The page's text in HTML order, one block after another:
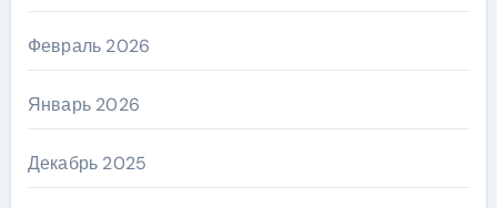
Февраль 2026
Январь 2026
Декабрь 2025